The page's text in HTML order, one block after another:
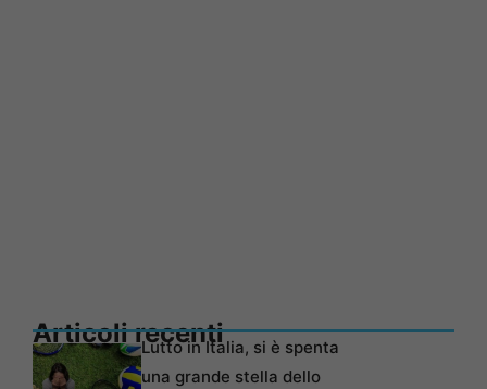
Articoli recentiLutto in Italia, si è spenta
una grande stella dello